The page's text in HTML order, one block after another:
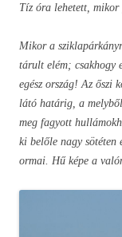
Tíz óra lehetett,
Mikor a
tárult elém; csakhogy
egész ország! Az őszi
látó határig, a
meg fagyott
ki belőle nagy sötéten
ormai. Hű képe a